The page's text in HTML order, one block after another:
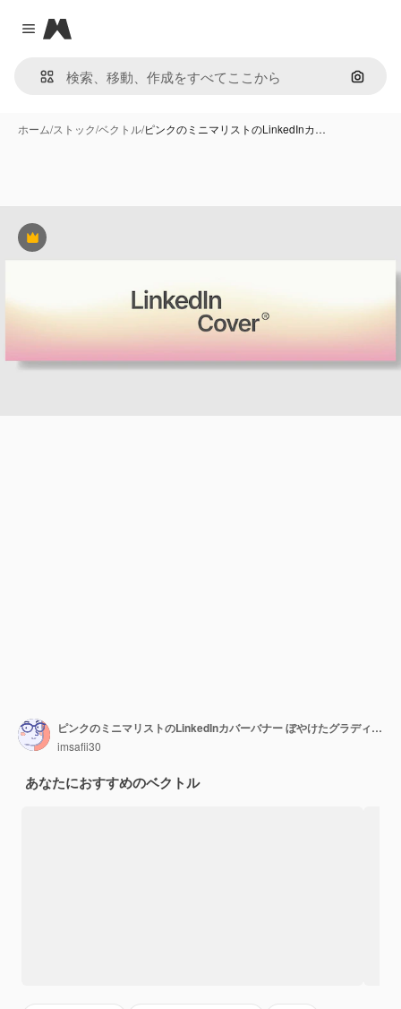
Close menu
Magnific
画像で
ホーム/ストック/ベクトル/ピンクのミニマリストのLinkedInカ…
Premium
ピンクのミニマリストのLinkedInカバーバナー ぼやけたグラディエントの背景
imsafii30
あなたにおすすめのベクトル